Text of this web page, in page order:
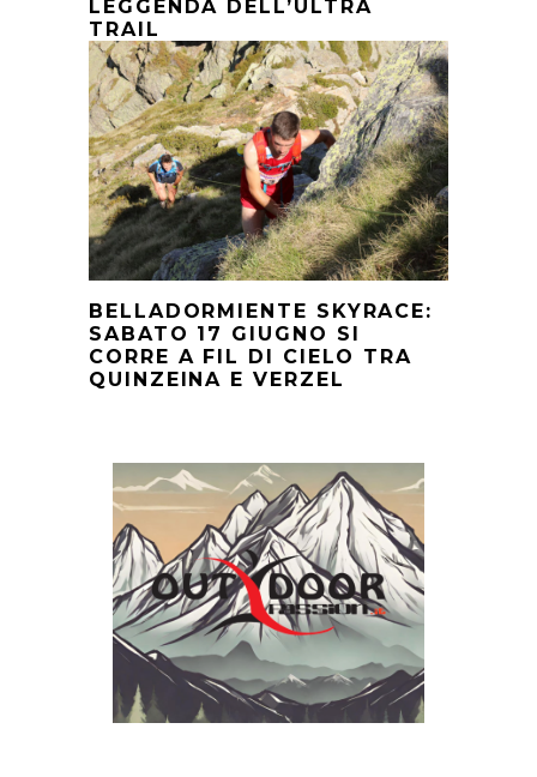
LEGGENDA DELL’ULTRA
TRAIL
BELLADORMIENTE SKYRACE:
SABATO 17 GIUGNO SI
CORRE A FIL DI CIELO TRA
QUINZEINA E VERZEL